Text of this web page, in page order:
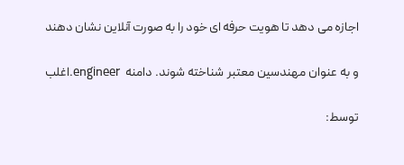
اجازه می دهد تا هویت حرفه ای خود را به صورت آنلاین نشان دهند
و به عنوان مهندسین معتبر شناخته شوند. دامنه .engineerاغلب
توسط: